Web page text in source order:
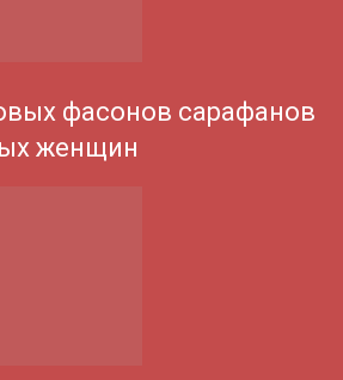
фасонов сарафанов
женщин